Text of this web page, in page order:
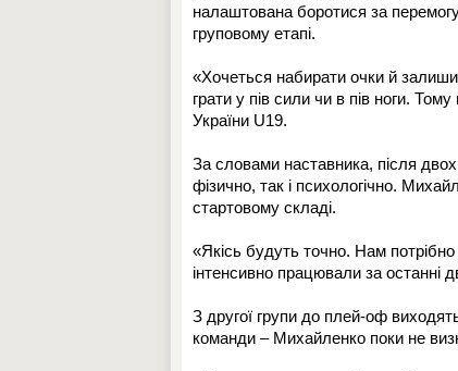
налаштована боротися за
груповому етапі.
«Хочеться набирати очки й
грати у пів сили чи в пів ноги.
України U19.
За словами наставника, після
фізично, так і психологічно.
стартовому складі.
«Якісь будуть точно. Нам
інтенсивно працювали за останні
З другої групи до плей-оф
команди – Михайленко поки не